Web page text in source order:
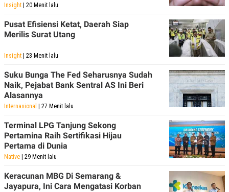
Y.
D
L
N
G
A
N
A
C
T
A
K
N
E
J
A
E
I
E
N
E
P
E
A
E
R
Insight | 20 Menit lalu
Pusat Efisiensi Ketat, Daerah Siap
Merilis Surat Utang
Insight | 23 Menit lalu
Suku Bunga The Fed Seharusnya Sudah
Naik, Pejabat Bank Sentral AS Ini Beri
Alasannya
Internasional | 27 Menit lalu
Terminal LPG Tanjung Sekong
Pertamina Raih Sertifikasi Hijau
Pertama di Dunia
Native | 29 Menit lalu
Keracunan MBG Di Semarang &
Jayapura, Ini Cara Mengatasi Korban